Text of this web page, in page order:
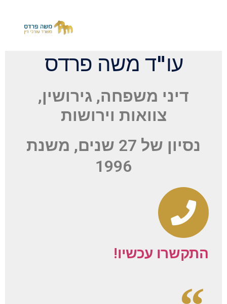
עו"ד משה פרדס
דיני משפחה, גירושין,
צוואות וירושות
נסיון של 27 שנים, משנת
1996
התקשרו עכשיו!